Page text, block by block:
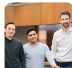
gagné 40 % de
candidatures et
piloté 12
recruteurs sur
Join.